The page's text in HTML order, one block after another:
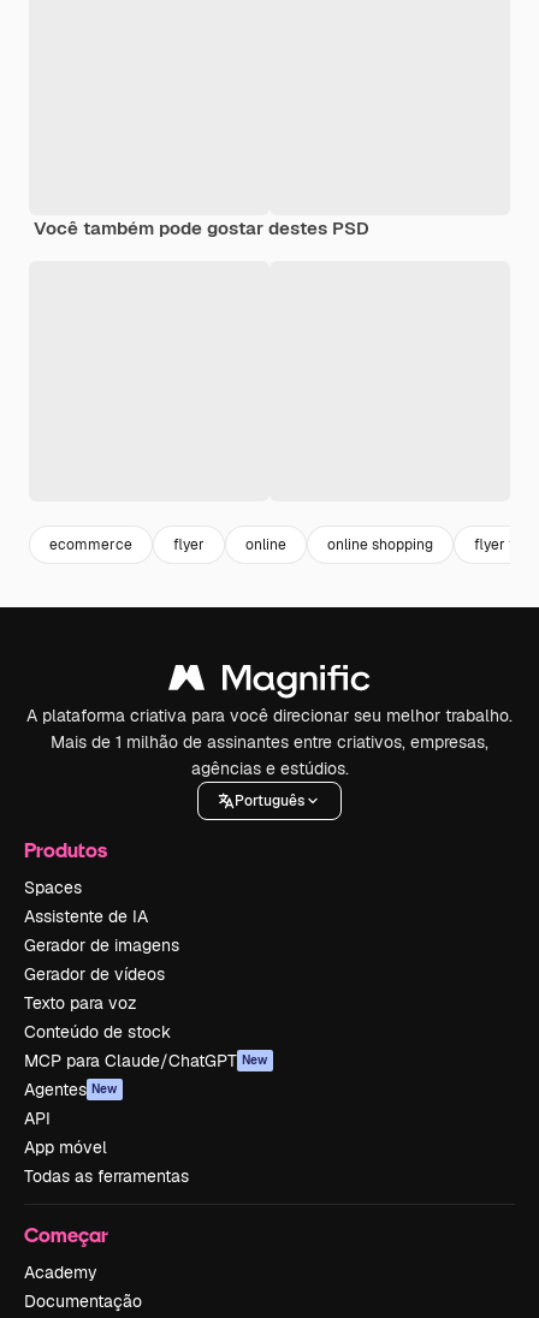
Você também pode gostar destes PSD
ecommerce flyer online online shopping flyer
A plataforma criativa para você direcionar seu melhor trabalho.
Mais de 1 milhão de assinantes entre criativos, empresas,
agências e estúdios.
Português
Produtos
Spaces
Assistente de IA
Gerador de imagens
Gerador de vídeos
Texto para voz
Conteúdo de stock
MCP para Claude/ChatGPT New
Agentes New
API
App móvel
Todas as ferramentas
Começar
Academy
Documentação